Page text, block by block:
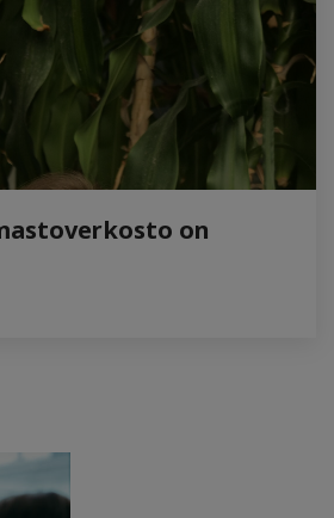
on